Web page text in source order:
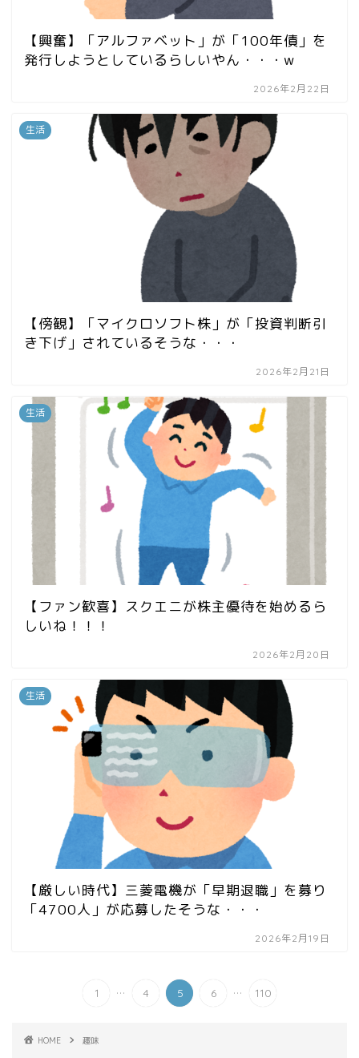
【興奮】「アルファベット」が「100年債」を
発行しようとしているらしいやん・・・w
2026年2月22日
生活
【傍観】「マイクロソフト株」が「投資判断引
き下げ」されているそうな・・・
2026年2月21日
生活
【ファン歓喜】スクエニが株主優待を始めるら
しいね！！！
2026年2月20日
生活
【厳しい時代】三菱電機が「早期退職」を募り
「4700人」が応募したそうな・・・
2026年2月19日
1 ... 4 5 6 ... 110
HOME 趣味